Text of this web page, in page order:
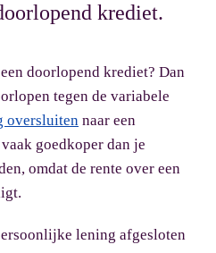
krediet.
doorlopend krediet? Dan
tegen de variabele
oversluiten naar een
goedkoper dan je
omdat de rente over een
lening afgesloten